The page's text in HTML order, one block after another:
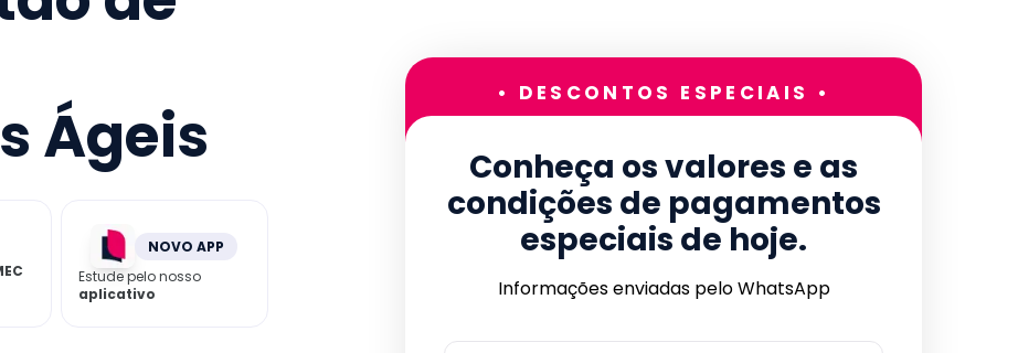
Ágeis
NOVO APP
Estude pelo nosso
aplicativo
• DESCONTOS ESPECIAIS •
Conheça os valores e as
condições de pagamentos
especiais de hoje.
Informações enviadas pelo WhatsApp